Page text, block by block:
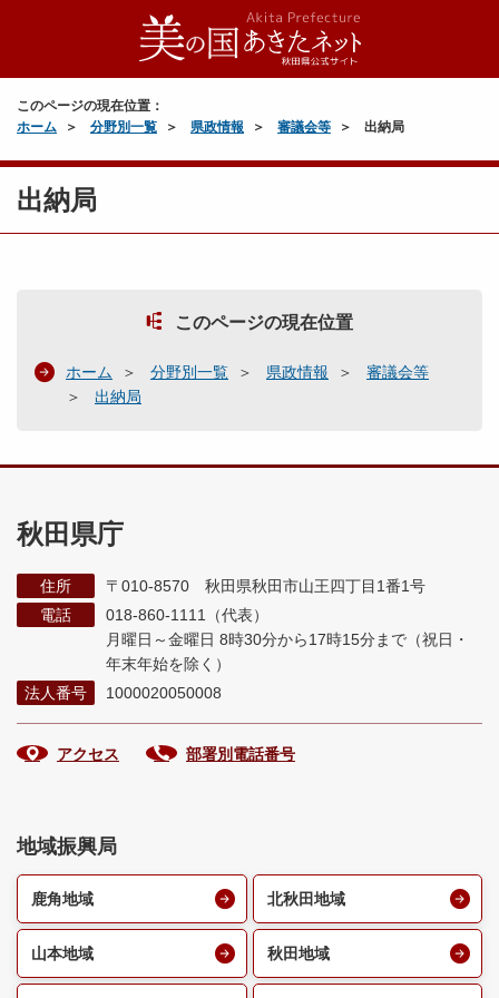
このページの現在位置：
ホーム
分野別一覧 県政情報 審議会等 出納局
出納局
このページの現在位置
ホーム 分野別一覧 県政情報
審議会等
出納局
秋田県庁
住所
〒010-8570 秋田県秋田市山王四丁目1番1号
電話
018-860-1111（代表）
月曜日～金曜日 8時30分から17時15分まで （祝日・
年末年始を除く）
法人番号
1000020050008
アクセス 部署別電話番号
地域振興局
鹿角地域 北秋田地域
山本地域 秋田地域